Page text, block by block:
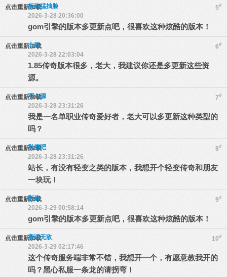
点击重新加载 5#
板砖猛抽脸
2026-3-28 20:36:00
gom引擎的版本多更新点吧，很喜欢这种炫酷的版本！
点击重新加载 6#
土豆
2026-3-28 22:03:04
1.85传奇版本很多，老大，我建议你还是多更新这些资
源。
点击重新加载 7#
邓厶源
2026-3-28 23:31:26
我是一名单职业传奇爱好者，老大可以多更新这种类型的
吗？
点击重新加载 8#
私服吧
2026-3-28 23:31:26
站长，有没有轻变之类的版本，我想开个轻变传奇和朋友
一块玩！
点击重新加载 9#
影殇
2026-3-29 00:58:14
gom引擎的版本多更新点吧，很喜欢这种炫酷的版本！
点击重新加载 10#
童话无敌
2026-3-29 02:17:46
这个传奇服务端非常不错，我想开一个，有愿意教我开的
吗？黑心私服一条龙的请拐弯！